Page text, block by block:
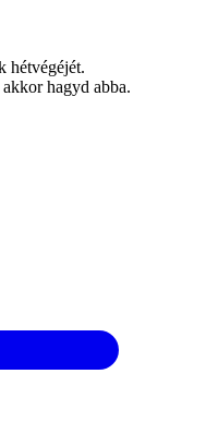
hétvégéjét.
hagyd abba.